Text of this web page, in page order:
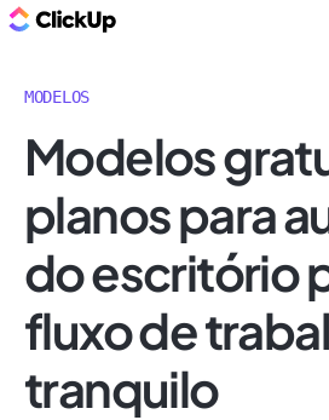
MODELOS
Modelos
planos para
do escritório
fluxo de
tranquilo